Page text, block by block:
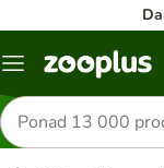
Menu
Szukaj
produktów